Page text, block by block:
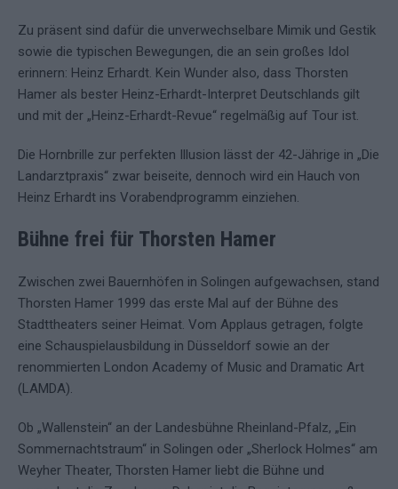
Zu präsent sind dafür die unverwechselbare Mimik und Gestik
sowie die typischen Bewegungen, die an sein großes Idol
erinnern: Heinz Erhardt. Kein Wunder also, dass Thorsten
Hamer als bester Heinz-Erhardt-Interpret Deutschlands gilt
und mit der „Heinz-Erhardt-Revue“ regelmäßig auf Tour ist.
Die Hornbrille zur perfekten Illusion lässt der 42-Jährige in „Die
Landarztpraxis“ zwar beiseite, dennoch wird ein Hauch von
Heinz Erhardt ins Vorabendprogramm einziehen.
Bühne frei für Thorsten Hamer
Zwischen zwei Bauernhöfen in Solingen aufgewachsen, stand
Thorsten Hamer 1999 das erste Mal auf der Bühne des
Stadttheaters seiner Heimat. Vom Applaus getragen, folgte
eine Schauspielausbildung in Düsseldorf sowie an der
renommierten London Academy of Music and Dramatic Art
(LAMDA).
Ob „Wallenstein“ an der Landesbühne Rheinland-Pfalz, „Ein
Sommernachtstraum“ in Solingen oder „Sherlock Holmes“ am
Weyher Theater, Thorsten Hamer liebt die Bühne und